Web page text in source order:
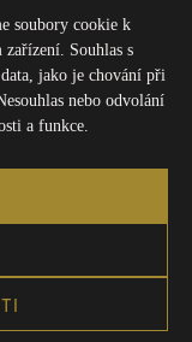
soubory cookie k
Souhlas s
jako je chování při
nebo odvolání
a funkce.